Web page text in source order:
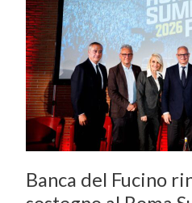
Banca del Fucino
rinnova
il
suo
sostegno
al
Roma
Summer
Fest